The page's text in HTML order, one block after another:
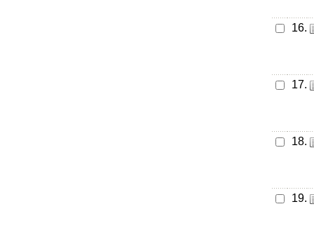
16.
17.
18.
19.